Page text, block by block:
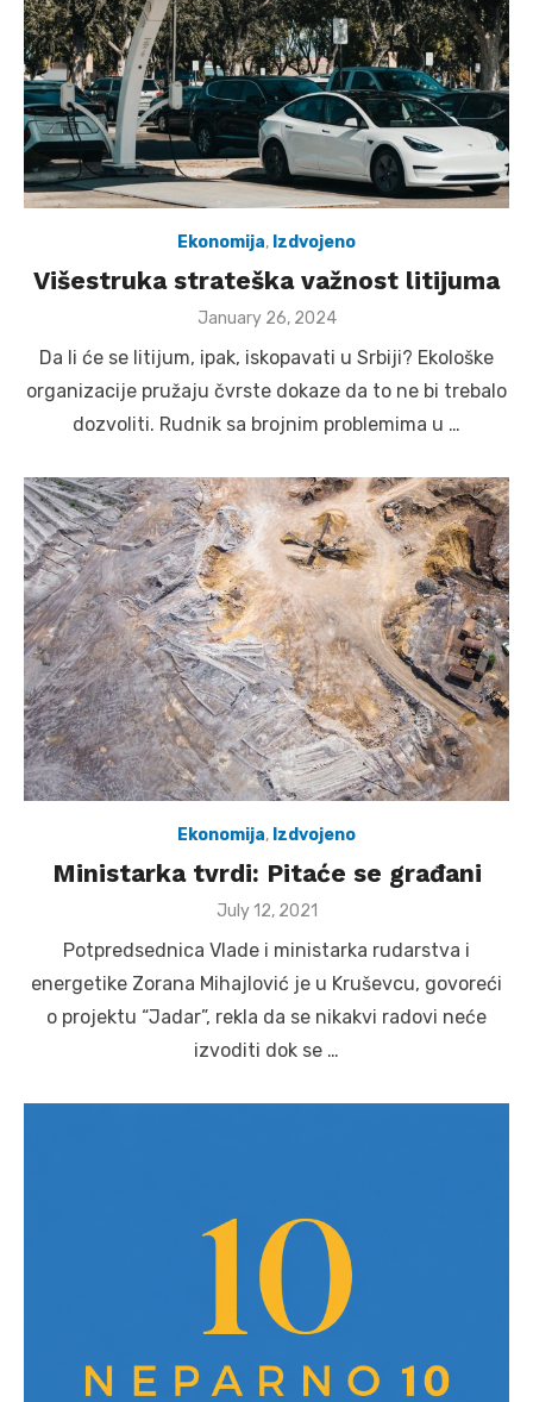
Ekonomija, Izdvojeno
Višestruka strateška važnost litijuma
Posted
January 26, 2024
Da li će se litijum, ipak, iskopavati u Srbiji? Ekološke
organizacije pružaju čvrste dokaze da to ne bi trebalo
dozvoliti. Rudnik sa brojnim problemima u …
Ekonomija, Izdvojeno
Ministarka tvrdi: Pitaće se građani
Posted
July 12, 2021
Potpredsednica Vlade i ministarka rudarstva i
energetike Zorana Mihajlović je u Kruševcu, govoreći
o projektu “Jadar”, rekla da se nikakvi radovi neće
izvoditi dok se …